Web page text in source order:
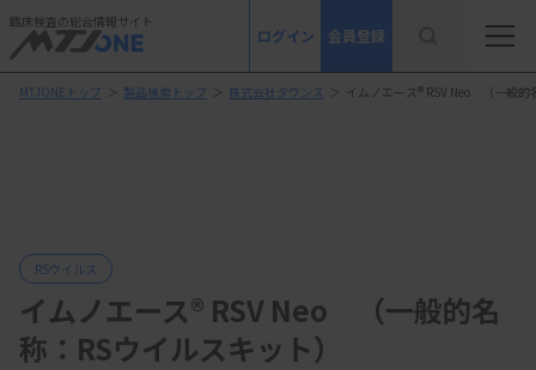
臨床検査の総合情報サイト
ログイン 会員登録
MTJONEトップ ＞ 製品検索トップ ＞ 株式会社タウンズ ＞ イムノエース® RSV Neo （一般的
RSウイルス
イムノエース® RSV Neo （一般的名
称：RSウイルスキット）